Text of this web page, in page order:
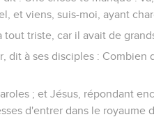
et viens, suis-moi, ayant
triste, car il avait de
dit à ses disciples :
; et Jésus, répondant
d'entrer dans le royaume